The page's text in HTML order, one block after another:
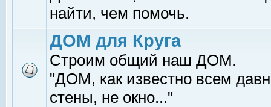
найти, чем помочь.
ДОМ для Круга
Строим общий наш ДОМ.
"ДОМ, как известно всем
стены, не окно..."